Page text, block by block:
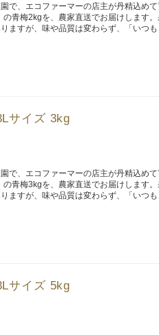
で、エコファーマーの店主が丹精込め
青梅2kgを、農家直送でお届けします
ますが、味や品質は変わらず、「いつ
サイズ 3kg
で、エコファーマーの店主が丹精込め
青梅3kgを、農家直送でお届けします
ますが、味や品質は変わらず、「いつ
サイズ 5kg